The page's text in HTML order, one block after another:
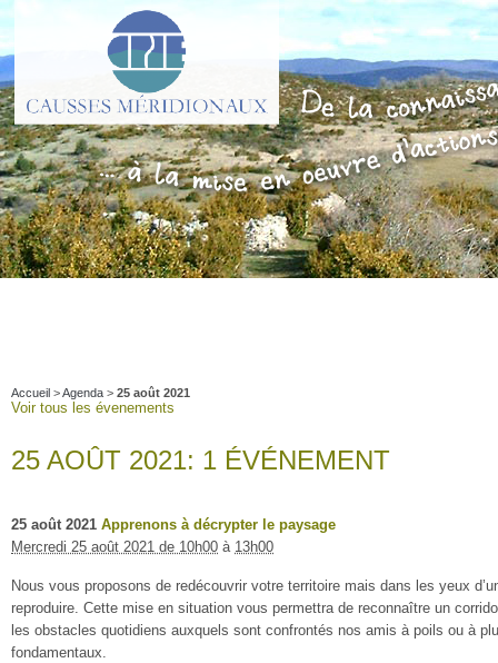
Accueil >Agenda > 25 août 2021
Voir tous les évenements
25 AOÛT 2021: 1 ÉVÉNEMENT
25 août 2021 Apprenons à décrypter le paysage
Mercredi 25 août 2021 de 10h00 à 13h00
Nous vous proposons de redécouvrir votre territoire mais dans les yeux
reproduire. Cette mise en situation vous permettra de reconnaître un
les obstacles quotidiens auxquels sont confrontés nos amis à poils ou à
fondamentaux.